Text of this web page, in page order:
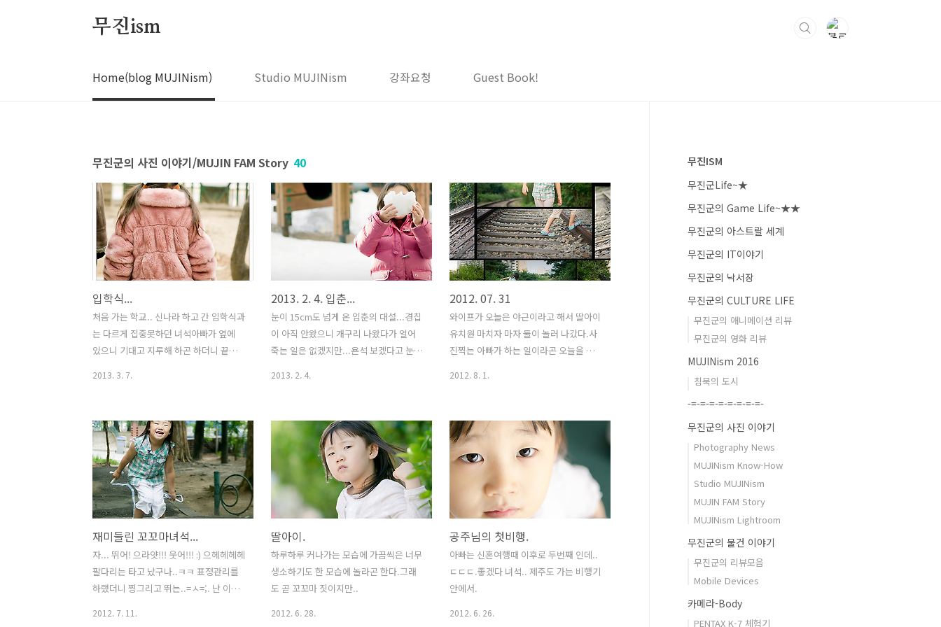
무진ism
Home(blog MUJINism) Studio MUJINism 강좌요청 Guest Book!
무진군의 사진 이야기/MUJIN FAM Story 40
입학식...
처음 가는 학교.. 신나라 하고 간 입학식과
는 다르게 집중못하던 녀석아빠가 옆에
있으니 기대고 지루해 하곤 하더니 끝나
지 못하는 아이들에게, 조금이라도 그런
추억이 남아 있게 되지 않을까?앞으로도
신나게 앞으로 뛰어 나가면 좋겠다. 입학
식 빠숑이 좀 남다르긴 하네...쿨럭... PS:
서울도 이젠 한학년에 3개반.. 한반에 20
명 남짓... 나는 국민학교때 오전 오후반
으로 24개반이 넘었고 50명이나 되었는
데..아이들이 없긴 하구나... 학교가 많아
진걸까?.. 조금은 많은 단체 생활을 경험
해 보길 바라는데... 학교로의 첫발을 내
딛은 만큼 많은 친구들과 행복한 학창 생
2013. 3. 7.
2013. 2. 4. 입춘...
눈이 15cm도 넘게 온 입춘의 대설...경칩
이 아직 안왔으니 개구리 나왔다가 얼어
죽는 일은 없겠지만...욘석 보겠다고 눈을
데 들어 보이는건 조금 삐뚫어진 하트..내
가 욘석 생각하는 마음 같기도 해서 짠하
다. 어쩌다 보니 집안을 뒤져도 장갑을 찾
을 수 없어서 미니 눈사람을 만들자! 라면
서 작은 눈사람을 함께 만들어 줬다.. 이후
날개와 아빠가 꽂아준 팔로 마무리가 되
었다.원래 천사는 얼굴을 볼 수 없으니 못
만드는 거겠지.? PENTAX K-x + PENTAX
DA 70mm f2.4 Limited 훗날 좋은 기억
이 되면 좋겠는데..
2013. 2. 4.
2012. 07. 31
와이프가 오늘은 야근이라고 해서 딸아이
유치원 마치자 마자 둘이 놀러 나갔다.사
진찍는 아빠가 하는 일이라곤 오늘을 기
로에게 삶의 쉼표가 되어 주는게 아닐까?
소소한 동네 마실이 가끔은 작은 행복을
일깨우곤 한다. PS: 이젠 시키면 다한다..
찍은 사진을 그자리에서 Review하면서
다시 찍어주세요! 라고 외치는거 보면 주
관과 자아가 나보단 뚜렷한가 보다.
2012. 8. 1.
재미들린 꼬꼬마녀석...
자... 뛰어! 으라얏!!! 웃어!!! :) 으헤헤헤헤
팔다리는 타고 났구나..ㅋㅋ 표정관리를
하랬더니 찡그리고 뛰는..=ㅅ=;. 난 이녀
2012. 7. 11.
딸아이.
하루하루 커나가는 모습에 가끔씩은 너무
생소하기도 한 모습에 놀라곤 한다.그래
도 곧 꼬꼬마 짓이지만..
2012. 6. 28.
공주님의 첫비행.
아빠는 신혼여행때 이후로 두번째 인데..
ㄷㄷㄷ.좋겠다 녀석.. 제주도 가는 비행기
안에서.
2012. 6. 26.
무진ISM
무진군Life~★
무진군의 Game Life~★★
무진군의 아스트랄 세계
무진군의 IT이야기
무진군의 낙서장
무진군의 CULTURE LIFE
무진군의 애니메이션 리뷰
무진군의 영화 리뷰
MUJINism 2016
침묵의 도시
-=-=-=-=-=-=-=-=-
무진군의 사진 이야기
Photography News
MUJINism Know-How
Studio MUJINism
MUJIN FAM Story
MUJINism Lightroom
무진군의 물건 이야기
무진군의 리뷰모음
Mobile Devices
카메라-Body
PENTAX K-7 체험기